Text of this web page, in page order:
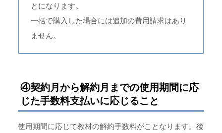
とになります。
一括で購入した場合には追加の費用請求はあり
ません。
④契約月から解約月までの使用期間に応
じた手数料支払いに応じること
使用期間に応じて教材の解約手数料がことなります。後